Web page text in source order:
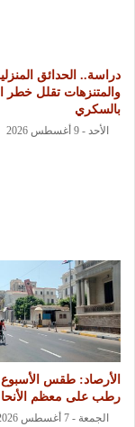
دراسة.. الحدائق
والمتنزهات تقلل خطر
بالسكري
الأحد - 9 أغسطس 2026
الأرصاد: طقس الأسبوع
رطب على معظم
الجمعة - 7 أغسطس 2026